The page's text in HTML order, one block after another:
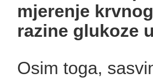
mjerenje
razine glukoze
Osim toga,